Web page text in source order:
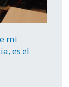
mi
es el